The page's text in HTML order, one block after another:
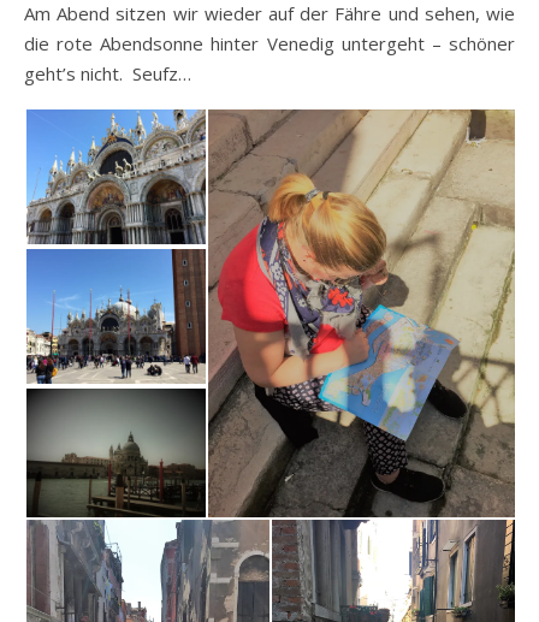
Am Abend sitzen wir wieder auf der Fähre und sehen, wie
die rote Abendsonne hinter Venedig untergeht – schöner
geht’s nicht. Seufz…